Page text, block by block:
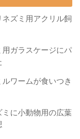
ネズミ用アクリル飼
用ガラスケージにパ
ルワームが食いつき
ミに小動物用の広葉